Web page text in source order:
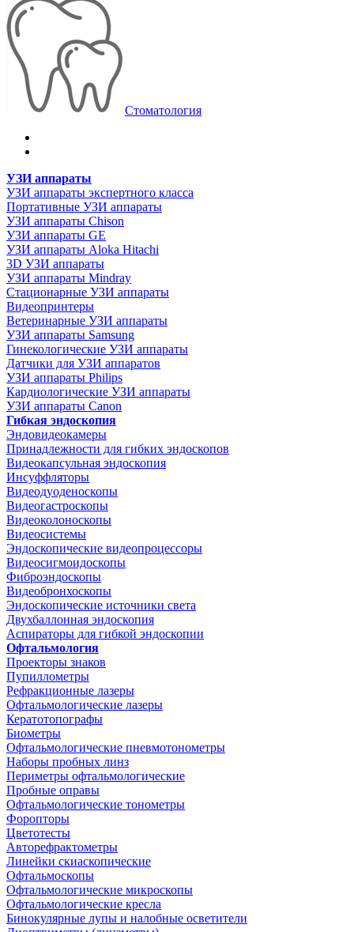
Стоматология
УЗИ аппараты
УЗИ аппараты экспертного класса
Портативные УЗИ аппараты
УЗИ аппараты Chison
УЗИ аппараты GE
УЗИ аппараты Aloka Hitachi
3D УЗИ аппараты
УЗИ аппараты Mindray
Стационарные УЗИ аппараты
Видеопринтеры
Ветеринарные УЗИ аппараты
УЗИ аппараты Samsung
Гинекологические УЗИ аппараты
Датчики для УЗИ аппаратов
УЗИ аппараты Philips
Кардиологические УЗИ аппараты
УЗИ аппараты Canon
Гибкая эндоскопия
Эндовидеокамеры
Принадлежности для гибких эндоскопов
Видеокапсульная эндоскопия
Инсуффляторы
Видеодуоденоскопы
Видеогастроскопы
Видеоколоноскопы
Видеосистемы
Эндоскопические видеопроцессоры
Видеосигмоидоскопы
Фиброэндоскопы
Видеобронхоскопы
Эндоскопические источники света
Двухбаллонная эндоскопия
Аспираторы для гибкой эндоскопии
Офтальмология
Проекторы знаков
Пупиллометры
Рефракционные лазеры
Офтальмологические лазеры
Кератотопографы
Биометры
Офтальмологические пневмотонометры
Наборы пробных линз
Периметры офтальмологические
Пробные оправы
Офтальмологические тонометры
Форопторы
Цветотесты
Авторефрактометры
Линейки скиаскопические
Офтальмоскопы
Офтальмологические микроскопы
Офтальмологические кресла
Бинокулярные лупы и налобные осветители